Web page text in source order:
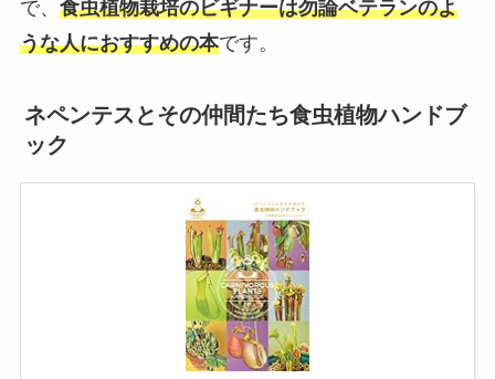
で、 食虫植物栽培のビギナーは勿論ベテランのよ
うな人におすすめの本です。
ネペンテスとその仲間たち食虫植物ハンドブ
ック